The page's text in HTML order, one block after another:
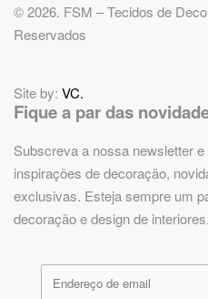
© 2026. FSM – Tecidos de
Reservados
Site by: VC.
Fique a par das
Subscreva a nossa newsletter
inspirações de decoração,
exclusivas. Esteja sempre um
decoração e design de interiores.